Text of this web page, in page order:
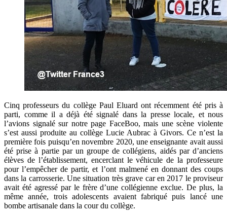
Cinq professeurs du collège Paul Eluard ont récemment été pris à
parti, comme il a déjà été signalé dans la presse locale, et nous
l’avions signalé sur notre page FaceBoo, mais une scène violente
s’est aussi produite au collège Lucie Aubrac à Givors. Ce n’est la
première fois puisqu’en novembre 2020, une enseignante avait aussi
été prise à partie par un groupe de collégiens, aidés par d’anciens
élèves de l’établissement, encerclant le véhicule de la professeure
pour l’empêcher de partir, et l’ont malmené en donnant des coups
dans la carrosserie. Une situation très grave car en 2017 le proviseur
avait été agressé par le frère d’une collégienne exclue. De plus, la
même année, trois adolescents avaient fabriqué puis lancé une
bombe artisanale dans la cour du collège.